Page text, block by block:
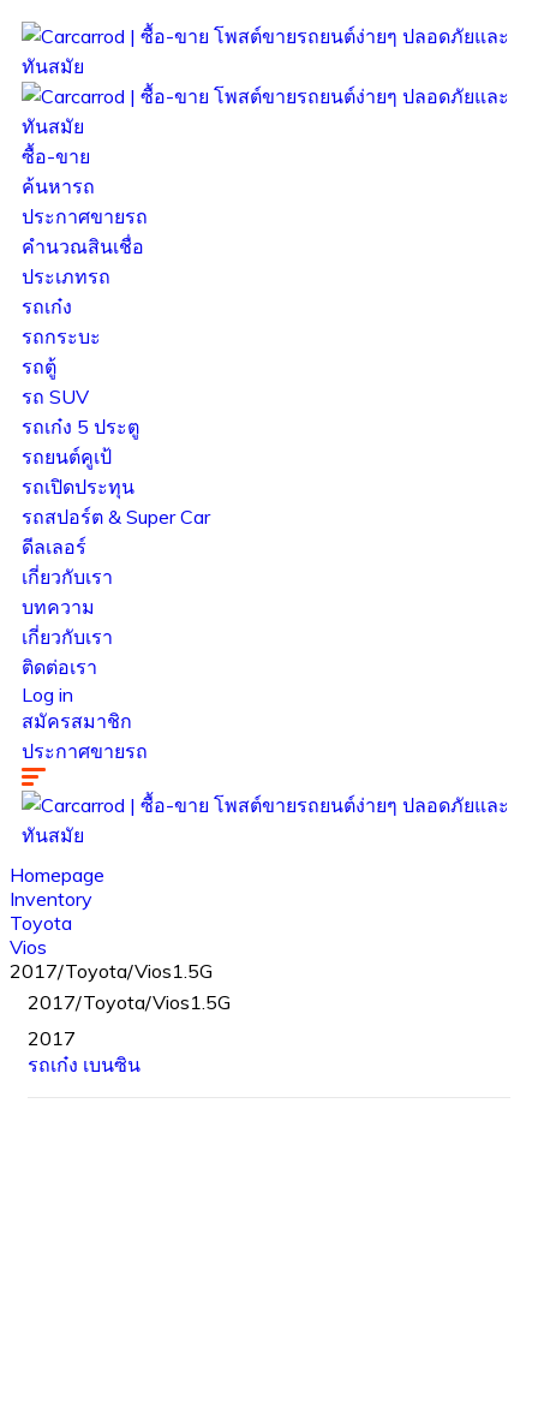
ซื้อ-ขาย
ค้นหารถ
ประกาศขายรถ
คำนวณสินเชื่อ
ประเภทรถ
รถเก๋ง
รถกระบะ
รถตู้
รถ SUV
รถเก๋ง 5 ประตู
รถยนต์คูเป้
รถเปิดประทุน
รถสปอร์ต & Super Car
ดีลเลอร์
เกี่ยวกับเรา
บทความ
เกี่ยวกับเรา
ติดต่อเรา
Log in
สมัครสมาชิก
ประกาศขายรถ
Homepage
Inventory
Toyota
Vios
2017/Toyota/Vios1.5G
2017/Toyota/Vios1.5G
2017
รถเก๋ง เบนซิน